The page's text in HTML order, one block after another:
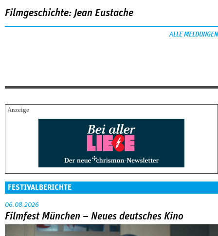
Filmgeschichte: Jean Eustache
ALLE MELDUNGEN
FESTIVALBERICHTE
06.08.2026
Filmfest München – Neues deutsches Kino